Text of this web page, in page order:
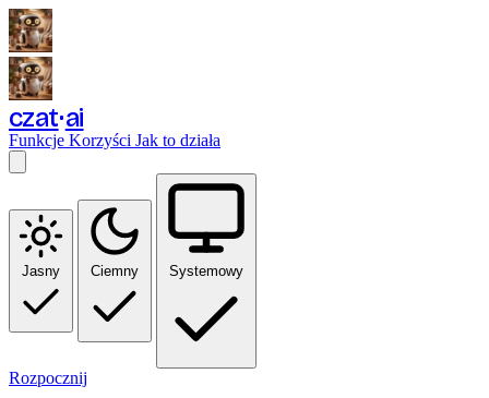
czat ai
Funkcje Korzyści Jak to działa
Jasny Ciemny Systemowy
Rozpocznij